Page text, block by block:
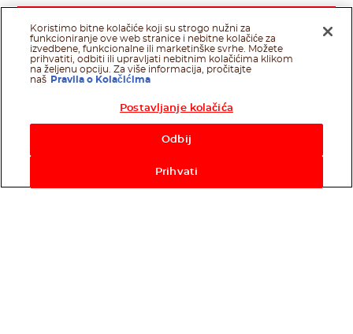
Koristimo bitne kolačiće koji su strogo nužni za
funkcioniranje ove web stranice i nebitne kolačiće za
izvedbene, funkcionalne ili marketinške svrhe. Možete
prihvatiti, odbiti ili upravljati nebitnim kolačićima klikom
na željenu opciju. Za više informacija, pročitajte
naš
Pravila o Kolačićima
Postavljanje kolačića
Odbij
Prihvati